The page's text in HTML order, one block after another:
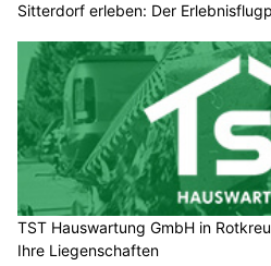
Sitterdorf erleben: Der
TST Hauswartung GmbH in
Ihre Liegenschaften